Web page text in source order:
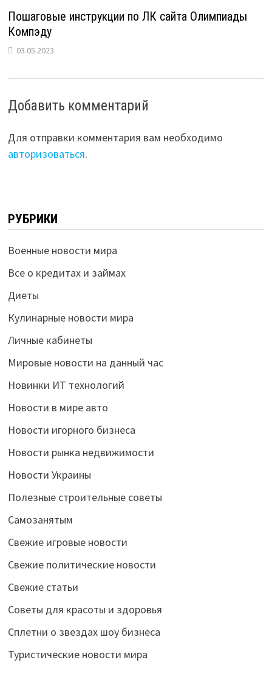
Пошаговые инструкции по ЛК сайта Олимпиады
Компэду
03.05.2023
Добавить комментарий
Для отправки комментария вам необходимо
авторизоваться.
РУБРИКИ
Военные новости мира
Все о кредитах и займах
Диеты
Кулинарные новости мира
Личные кабинеты
Мировые новости на данный час
Новинки ИТ технологий
Новости в мире авто
Новости игорного бизнеса
Новости рынка недвижимости
Новости Украины
Полезные строительные советы
Самозанятым
Свежие игровые новости
Свежие политические новости
Свежие статьи
Советы для красоты и здоровья
Сплетни о звездах шоу бизнеса
Туристические новости мира